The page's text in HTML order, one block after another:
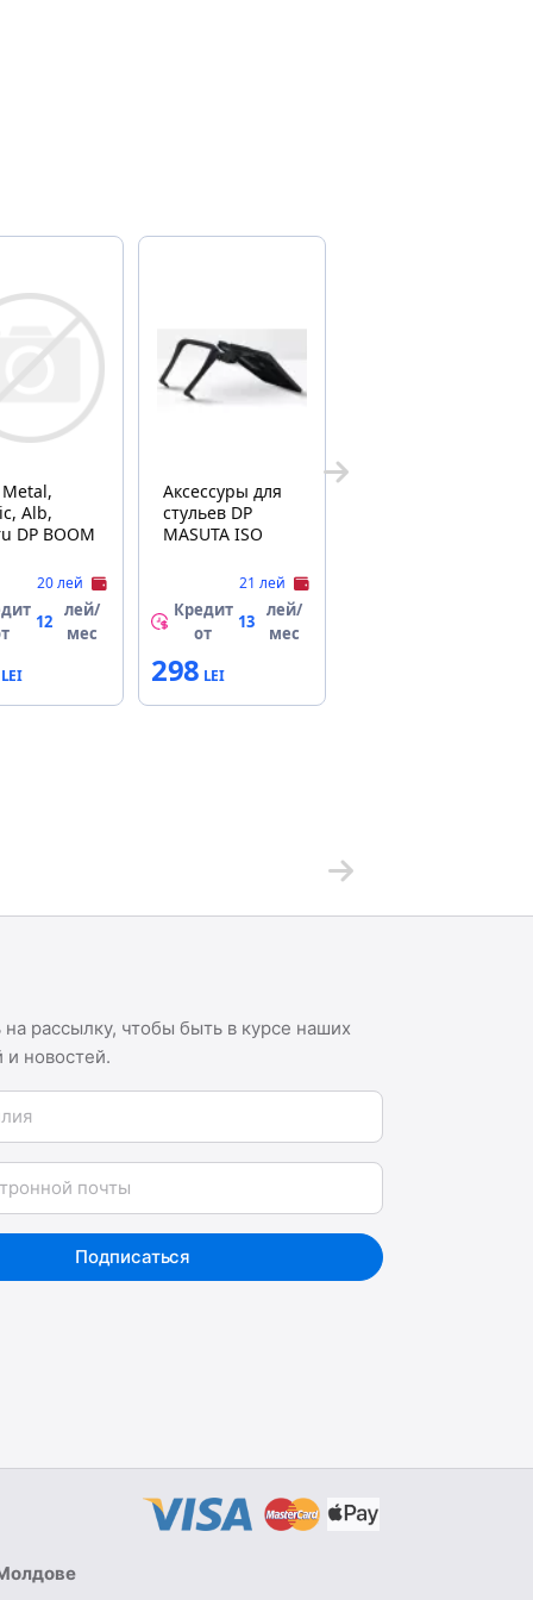
DP BOOM
20 лей
12
лей/
мес
Аксессуры для
стульев DP
MASUTA ISO
21 лей
Кредит
от
13
лей/
мес
298
рассылку, чтобы быть в курсе наших
новостей.
Подписаться